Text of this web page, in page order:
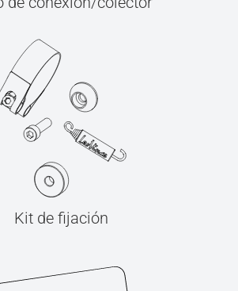
Kit de fijación